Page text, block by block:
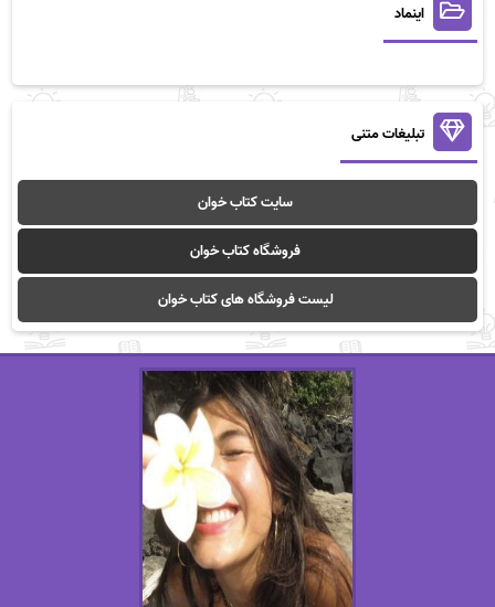
اینماد
تبلیغات متنی
سایت کتاب خوان
فروشگاه کتاب خوان
لیست فروشگاه های کتاب خوان